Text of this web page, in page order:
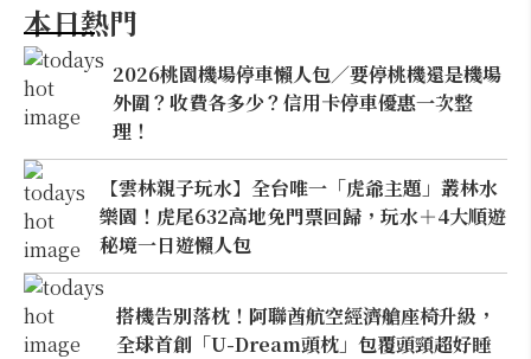
本日熱門
2026桃園機場停車懶人包／要停桃機還是機場
外圍？收費各多少？信用卡停車優惠一次整
理！
【雲林親子玩水】全台唯一「虎爺主題」叢林水
樂園！虎尾632高地免門票回歸，玩水＋4大順遊
秘境一日遊懶人包
搭機告別落枕！阿聯酋航空經濟艙座椅升級，
全球首創「U-Dream頭枕」包覆頭頸超好睡